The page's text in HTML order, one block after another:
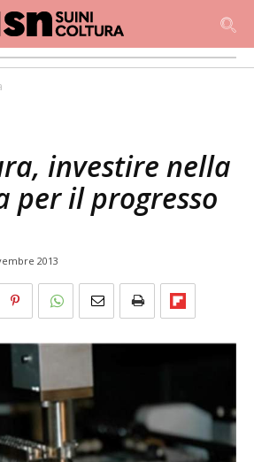
investire nella
per il progresso
2013